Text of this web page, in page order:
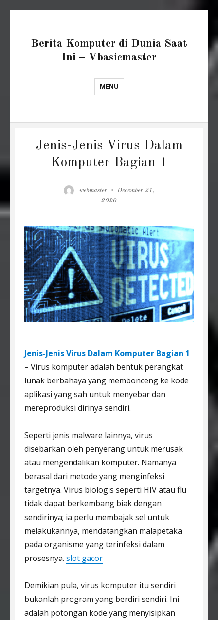
Berita Komputer di Dunia Saat
Ini – Vbasicmaster
MENU
Jenis-Jenis Virus Dalam
Komputer Bagian 1
Author
webmaster
Posted
on
December 21,
2020
Jenis-Jenis Virus Dalam Komputer Bagian 1
– Virus komputer adalah bentuk perangkat
lunak berbahaya yang membonceng ke kode
aplikasi yang sah untuk menyebar dan
mereproduksi dirinya sendiri.
Seperti jenis malware lainnya, virus
disebarkan oleh penyerang untuk merusak
atau mengendalikan komputer. Namanya
berasal dari metode yang menginfeksi
targetnya. Virus biologis seperti HIV atau flu
tidak dapat berkembang biak dengan
sendirinya; ia perlu membajak sel untuk
melakukannya, mendatangkan malapetaka
pada organisme yang terinfeksi dalam
prosesnya. slot gacor
Demikian pula, virus komputer itu sendiri
bukanlah program yang berdiri sendiri. Ini
adalah potongan kode yang menyisipkan